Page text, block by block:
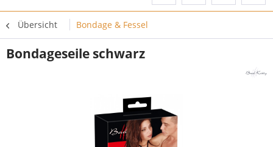
Übersicht Bondage & Fessel
Bondageseile schwarz